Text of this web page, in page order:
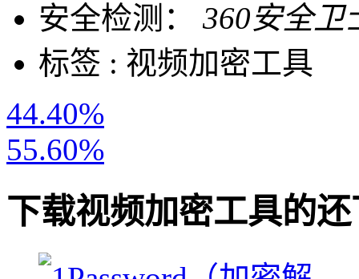
安全检测：
360安全卫
标签 : 视频加密工具
44.40%
55.60%
下载视频加密工具的